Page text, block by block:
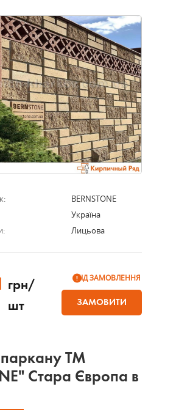
BERNSTONE
Україна
Лицьова
грн/
шт
ПІД ЗАМОВЛЕННЯ
ЗАМОВИТИ
ТМ
Стара Європа в